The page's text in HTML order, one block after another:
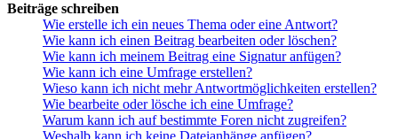
Beiträge schreiben
Wie erstelle ich ein neues Thema oder eine Antwort?
Wie kann ich einen Beitrag bearbeiten oder löschen?
Wie kann ich meinem Beitrag eine Signatur anfügen?
Wie kann ich eine Umfrage erstellen?
Wieso kann ich nicht mehr Antwortmöglichkeiten erstellen?
Wie bearbeite oder lösche ich eine Umfrage?
Warum kann ich auf bestimmte Foren nicht zugreifen?